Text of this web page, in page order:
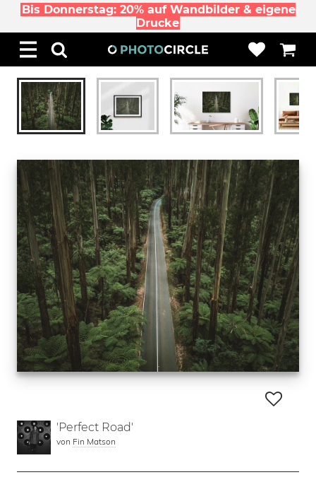
Bis Donnerstag: 20% auf Wandbilder & eigene
Drucke
'Perfect Road'
von Fin Matson